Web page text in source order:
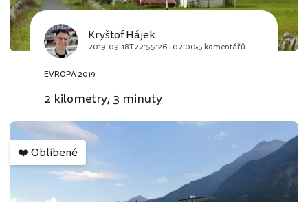
Kryštof Hájek
2019-09-18T22:55:26+02:00 5 komentářů
EVROPA 2019
2 kilometry, 3 minuty
❤️Oblíbené